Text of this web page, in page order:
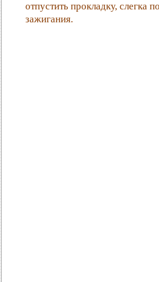
отпустить прокладку, слегка
зажигания.